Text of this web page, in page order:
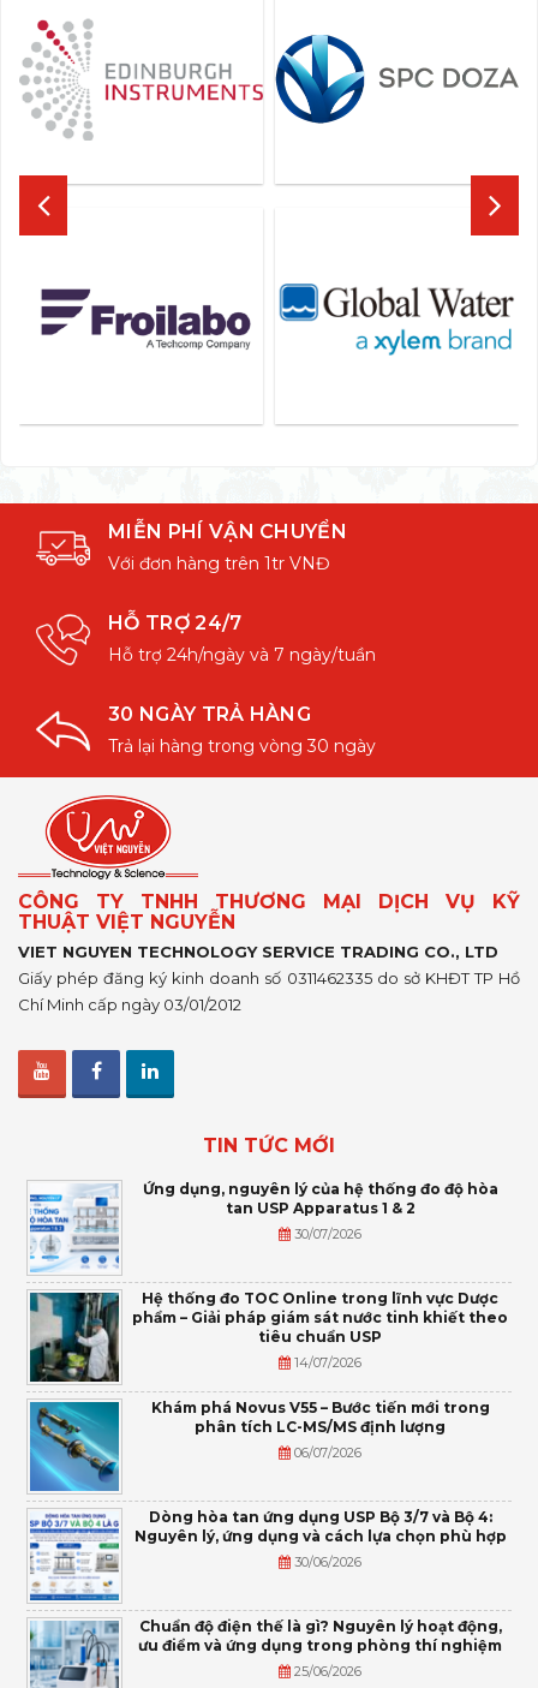
MIỄN PHÍ VẬN CHUYỂN
Với đơn hàng trên 1tr VNĐ
HỖ TRỢ 24/7
Hỗ trợ 24h/ngày và 7 ngày/tuần
30 NGÀY TRẢ HÀNG
Trả lại hàng trong vòng 30 ngày
CÔNG TY TNHH THƯƠNG MẠI DỊCH VỤ KỸ
THUẬT VIỆT NGUYỄN
VIET NGUYEN TECHNOLOGY SERVICE TRADING CO., LTD
Giấy phép đăng ký kinh doanh số 0311462335 do sở KHĐT TP Hồ
Chí Minh cấp ngày 03/01/2012
TIN TỨC MỚI
Ứng dụng, nguyên lý của hệ thống đo độ hòa
tan USP Apparatus 1 & 2
30/07/2026
Hệ thống đo TOC Online trong lĩnh vực Dược
phẩm – Giải pháp giám sát nước tinh khiết theo
tiêu chuẩn USP
14/07/2026
Khám phá Novus V55 – Bước tiến mới trong
phân tích LC-MS/MS định lượng
06/07/2026
Dòng hòa tan ứng dụng USP Bộ 3/7 và Bộ 4:
Nguyên lý, ứng dụng và cách lựa chọn phù hợp
30/06/2026
Chuẩn độ điện thế là gì? Nguyên lý hoạt động,
ưu điểm và ứng dụng trong phòng thí nghiệm
25/06/2026